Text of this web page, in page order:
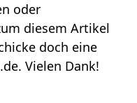
oder
diesem Artikel
Vielen Dank!